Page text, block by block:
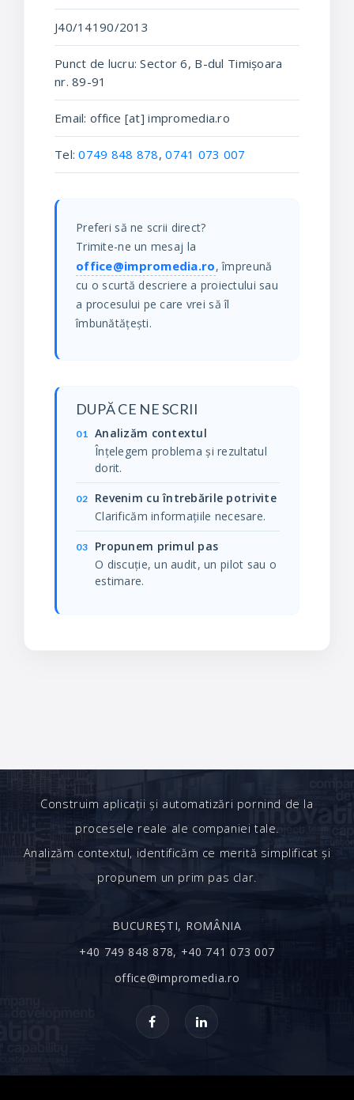
J40/14190/2013
Punct de lucru: Sector 6, B-dul Timișoara
nr. 89-91
Email: office [at] impromedia.ro
Tel:0749 848 878,0741 073 007
Preferi să ne scrii direct?
Trimite-ne un mesaj la
office@impromedia.ro, împreună
cu o scurtă descriere a proiectului sau
a procesului pe care vrei să îl
îmbunătățești.
DUPĂ CE NE SCRII
01 Analizăm contextul
Înțelegem problema și rezultatul
dorit.
02
Revenim cu întrebările potrivite
Clarificăm informațiile necesare.
03
Propunem primul pas
O discuție, un audit, un pilot sau o
estimare.
Construim aplicații și automatizări pornind de la
procesele reale ale companiei tale.
Analizăm contextul, identificăm ce merită simplificat și
propunem un prim pas clar.
BUCUREȘTI, ROMÂNIA
+40 749 848 878, +40 741 073 007
office@impromedia.ro